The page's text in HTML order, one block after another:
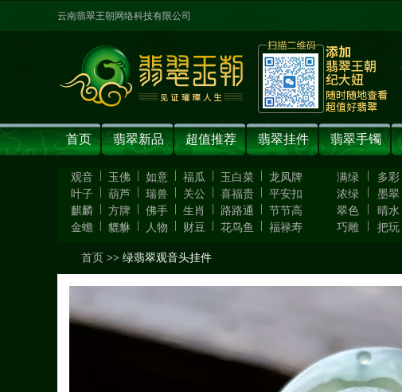
云南翡翠王朝网络科技有限公司
首页 翡翠新品 超值推荐 翡翠挂件 翡翠手镯
观音 玉佛 如意 福瓜 玉白菜
龙凤牌
叶子
葫芦 瑞兽 关公 喜福贵
平安扣
麒麟
方牌 佛手 生肖 路路通
节节高
金蟾
貔貅 人物 财豆 花鸟鱼 福禄寿
满绿 多彩
浓绿
墨翠
翠色
晴水
巧雕
把玩
首页 >> 绿翡翠观音头挂件